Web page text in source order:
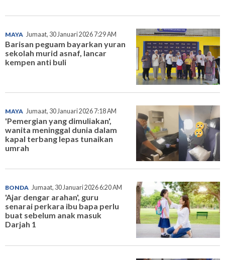
MAYA Jumaat, 30 Januari 2026 7:29 AM
Barisan peguam bayarkan yuran
sekolah murid asnaf, lancar
kempen anti buli
MAYA Jumaat, 30 Januari 2026 7:18 AM
'Pemergian yang dimuliakan',
wanita meninggal dunia dalam
kapal terbang lepas tunaikan
umrah
BONDA Jumaat, 30 Januari 2026 6:20 AM
'Ajar dengar arahan', guru
senarai perkara ibu bapa perlu
buat sebelum anak masuk
Darjah 1